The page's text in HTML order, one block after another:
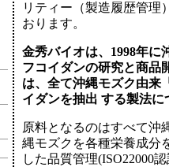
リティー（製造履歴管理
おります。
金秀バイオは、1998年に
フコイダンの研究と商品
は、全て沖縄モズク由来
イダンを抽出 する製法に
原料となるのはすべて沖
縄モズクを各種栄養成分
した品質管理(ISO22000